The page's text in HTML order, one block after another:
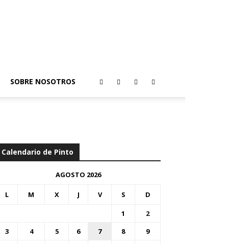
SOBRE NOSOTROS
Calendario de Pinto
AGOSTO 2026
L M X J V S D
1
2
3
4 5 6 7 8
9